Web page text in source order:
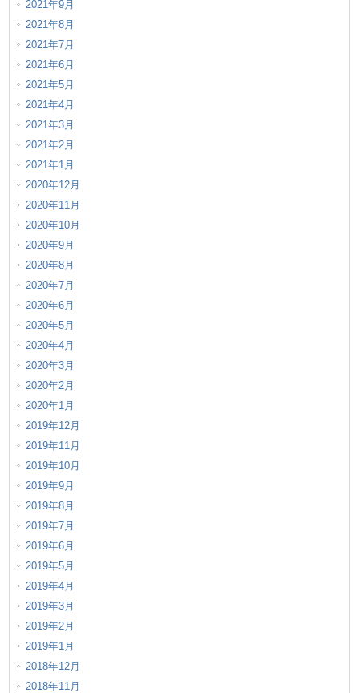
2021年9月
2021年8月
2021年7月
2021年6月
2021年5月
2021年4月
2021年3月
2021年2月
2021年1月
2020年12月
2020年11月
2020年10月
2020年9月
2020年8月
2020年7月
2020年6月
2020年5月
2020年4月
2020年3月
2020年2月
2020年1月
2019年12月
2019年11月
2019年10月
2019年9月
2019年8月
2019年7月
2019年6月
2019年5月
2019年4月
2019年3月
2019年2月
2019年1月
2018年12月
2018年11月